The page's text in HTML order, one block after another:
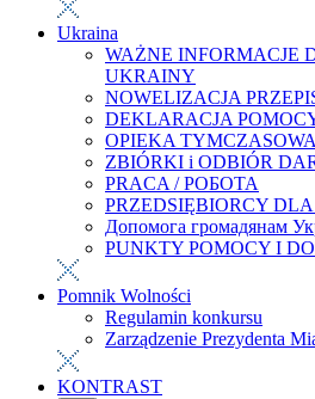
Ukraina
WAŻNE INFORMACJE
UKRAINY
NOWELIZACJA
DEKLARACJA
OPIEKA TYMCZASOWA
ZBIÓRKI i ODBIÓR
PRACA / РОБОТА
PRZEDSIĘBIORCY
Допомога громадянам
PUNKTY POMOCY I
Pomnik Wolności
Regulamin konkursu
Zarządzenie Prezydenta
KONTRAST